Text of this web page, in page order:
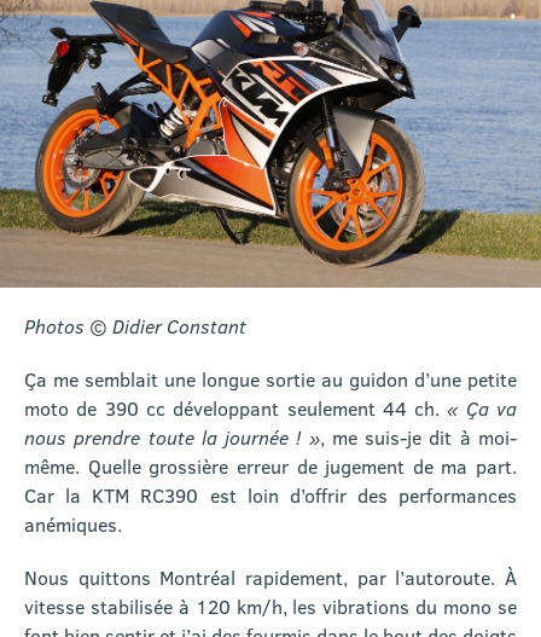
Photos © Didier Constant
Ça me semblait une longue sortie au guidon d’une petite
moto de 390 cc développant seulement 44 ch.« Ça va
nous prendre toute la journée ! », me suis-je dit à moi-
même. Quelle grossière erreur de jugement de ma part.
Car la KTM RC390 est loin d’offrir des performances
anémiques.
Nous quittons Montréal rapidement, par l’autoroute. À
vitesse stabilisée à 120 km/h, les vibrations du mono se